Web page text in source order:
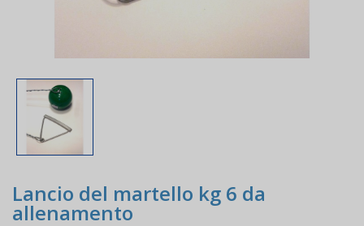
Lancio del martello kg 6 da
allenamento